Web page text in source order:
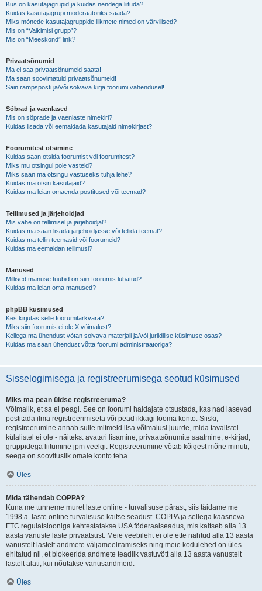
Kus on kasutajagrupid ja kuidas nendega liituda?
Kuidas kasutajagrupi moderaatoriks saada?
Miks mõnede kasutajagruppide liikmete nimed on värvilised?
Mis on “Vaikimisi grupp”?
Mis on “Meeskond” link?
Privaatsõnumid
Ma ei saa privaatsõnumeid saata!
Ma saan soovimatuid privaatsõnumeid!
Sain rämpsposti ja/või solvava kirja foorumi vahendusel!
Sõbrad ja vaenlased
Mis on sõprade ja vaenlaste nimekiri?
Kuidas lisada või eemaldada kasutajaid nimekirjast?
Foorumitest otsimine
Kuidas saan otsida foorumist või foorumitest?
Miks mu otsingul pole vasteid?
Miks saan ma otsingu vastuseks tühja lehe?
Kuidas ma otsin kasutajaid?
Kuidas ma leian omaenda postitused või teemad?
Tellimused ja järjehoidjad
Mis vahe on tellimisel ja järjehoidjal?
Kuidas ma saan lisada järjehoidjasse või tellida teemat?
Kuidas ma tellin teemasid või foorumeid?
Kuidas ma eemaldan tellimusi?
Manused
Millised manuse tüübid on siin foorumis lubatud?
Kuidas ma leian oma manused?
phpBB küsimused
Kes kirjutas selle foorumitarkvara?
Miks siin foorumis ei ole X võimalust?
Kellega ma ühendust võtan solvava materjali ja/või juriidilise küsimuse osas?
Kuidas ma saan ühendust võtta foorumi administraatoriga?
Sisselogimisega ja registreerumisega seotud küsimused
Miks ma pean üldse registreeruma?
Võimalik, et sa ei peagi. See on foorumi haldajate otsustada, kas nad lasevad
postitada ilma registreerimiseta või pead ikkagi looma konto. Siiski;
registreerumine annab sulle mitmeid lisa võimalusi juurde, mida tavalistel
külalistel ei ole - näiteks: avatari lisamine, privaatsõnumite saatmine, e-kirjad,
gruppidega liitumine jpm veelgi. Registreerumine võtab kõigest mõne minuti,
seega on soovituslik omale konto teha.
Üles
Mida tähendab COPPA?
Kuna me tunneme muret laste online - turvalisuse pärast, siis täidame me
1998.a. laste online turvalisuse kaitse seadust. COPPA ja sellega kaasneva
FTC regulatsiooniga kehtestatakse USA föderaalseadus, mis kaitseb alla 13
aasta vanuste laste privaatsust. Meie veebileht ei ole ette nähtud alla 13 aasta
vanustelt lastelt andmete väljameelitamiseks ning meie kodulehed on üles
ehitatud nii, et blokeerida andmete teadlik vastuvõtt alla 13 aasta vanustelt
lastelt alati, kui nõutakse vanusandmeid.
Üles